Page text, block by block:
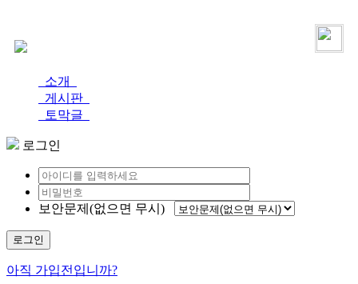
소개
게시판
토막글
로그인
보안문제(없으면 무시)
로그인
아직 가입전입니까?